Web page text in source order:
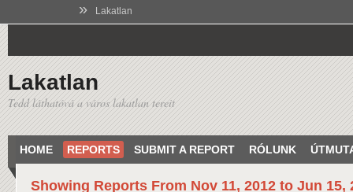
» Lakatlan
Lakatlan
Tedd láthatóvá a város lakatlan tereit
HOME REPORTS SUBMIT A REPORT RÓLUNK
Showing Reports From Nov 11, 2012 to Jun 15,